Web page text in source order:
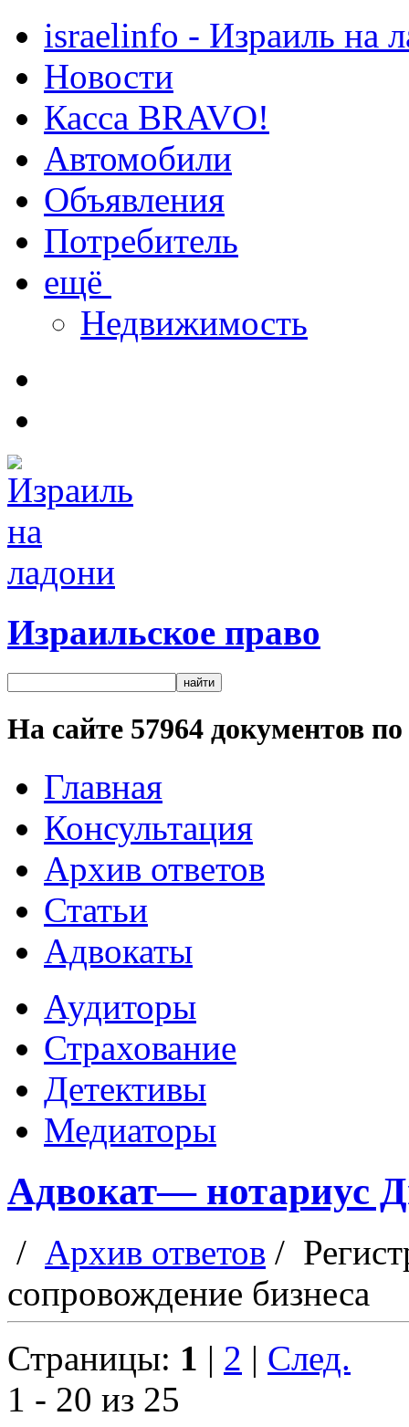
israelinfo - Израиль на
Новости
Касса BRAVO!
Автомобили
Объявления
Потребитель
ещё
Недвижимость
Израильское право
На сайте 57964 документов
Главная
Консультация
Архив ответов
Статьи
Адвокаты
Аудиторы
Страхование
Детективы
Медиаторы
Адвокат— нотариус
/ Архив ответов /
сопровождение бизнеса
Страницы: 1 | 2 | След.
1 - 20 из 25